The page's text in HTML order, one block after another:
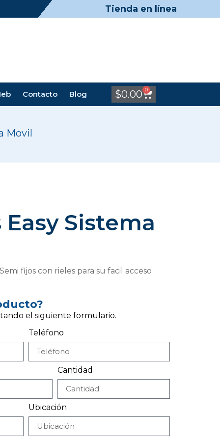
Tienda en línea
Contacto Blog $0.00 0
Movil
Sistema
fijos con rieles para su facil acceso
el siguiente formulario.
Teléfono
Cantidad
Ubicación